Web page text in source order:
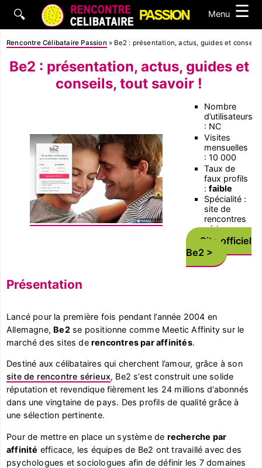
🔍 Menu ☰
Rencontre Célibataire Passion » Be2 : présentation, actus, guides et
Be2 : présentation, actus, guides et
conseils, tout savoir !
Nombre
d’utilisateurs
: NC
Visites
mensuelles
: 10 000
Taux de
faux profils
:faible
Spécialité :
site de
rencontres
sérieux
Site officiel
Be2
Présentation
Lancé pour la première fois pendant l’année 2004 en
Allemagne, Be2se positionne comme Meetic Affinity sur le
marché des sites de rencontres par affinités.
Destiné aux célibataires qui cherchent l’amour, grâce à son
site de rencontre sérieux, Be2 s’est construit une solide
réputation et revendique fièrement les 24 millions d’abonnés
dans une vingtaine de pays. Des profils de qualité grâce à
une sélection pertinente.
Pour de mettre en place un système de recherche par
affinité efficace, les équipes de Be2 ont travaillé avec des
psychologues et sociologues afin de définir les 7 domaines